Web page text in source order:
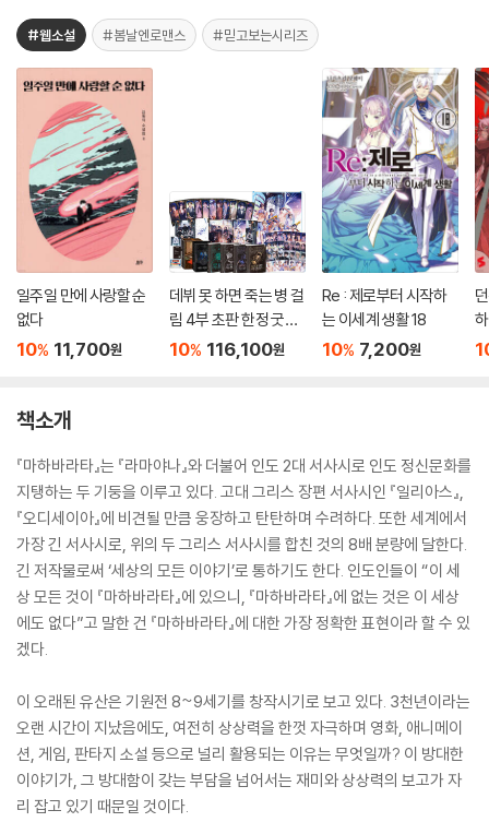
#웹소설 #봄날엔로맨스 #믿고보는시리즈
일주일 만에 사랑할 순
없다
10% 11,700원
데뷔 못 하면 죽는 병 걸
림 4부 초판 한정 굿즈
박스 세트
10% 116,100원
Re : 제로부터 시작하
는 이세계 생활 18
10% 7,200원
책소개
『마하바라타』는 『라마야나』와 더불어 인도 2대 서사시로 인도 정신문화를
지탱하는 두 기둥을 이루고 있다. 고대 그리스 장편 서사시인 『일리아스』,
『오디세이아』에 비견될 만큼 웅장하고 탄탄하며 수려하다. 또한 세계에서
가장 긴 서사시로, 위의 두 그리스 서사시를 합친 것의 8배 분량에 달한다.
긴 저작물로써 ‘세상의 모든 이야기’로 통하기도 한다. 인도인들이 “이 세
상 모든 것이 『마하바라타』에 있으니, 『마하바라타』에 없는 것은 이 세상
에도 없다”고 말한 건 『마하바라타』에 대한 가장 정확한 표현이라 할 수 있
겠다.
이 오래된 유산은 기원전 8~9세기를 창작시기로 보고 있다. 3천년이라는
오랜 시간이 지났음에도, 여전히 상상력을 한껏 자극하며 영화, 애니메이
션, 게임, 판타지 소설 등으로 널리 활용되는 이유는 무엇일까? 이 방대한
이야기가, 그 방대함이 갖는 부담을 넘어서는 재미와 상상력의 보고가 자
리 잡고 있기 때문일 것이다.